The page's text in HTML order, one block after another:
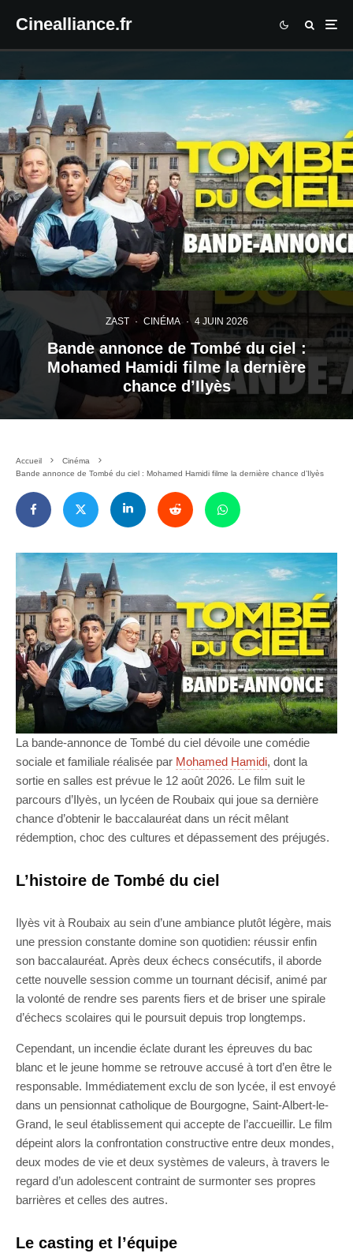
Cinealliance.fr
ZAST · CINÉMA · 4 JUIN 2026
Bande annonce de Tombé du ciel :
Mohamed Hamidi filme la dernière
chance d’Ilyès
Accueil
Cinéma
Bande annonce de Tombé du ciel : Mohamed Hamidi filme la dernière chance d’Ilyès
La bande-annonce de Tombé du ciel dévoile une comédie
sociale et familiale réalisée par Mohamed Hamidi, dont la
sortie en salles est prévue le 12 août 2026. Le film suit le
parcours d’Ilyès, un lycéen de Roubaix qui joue sa dernière
chance d’obtenir le baccalauréat dans un récit mêlant
rédemption, choc des cultures et dépassement des préjugés.
L’histoire de Tombé du ciel
Ilyès vit à Roubaix au sein d’une ambiance plutôt légère, mais
une pression constante domine son quotidien: réussir enfin
son baccalauréat. Après deux échecs consécutifs, il aborde
cette nouvelle session comme un tournant décisif, animé par
la volonté de rendre ses parents fiers et de briser une spirale
d’échecs scolaires qui le poursuit depuis trop longtemps.
Cependant, un incendie éclate durant les épreuves du bac
blanc et le jeune homme se retrouve accusé à tort d’en être le
responsable. Immédiatement exclu de son lycée, il est envoyé
dans un pensionnat catholique de Bourgogne, Saint-Albert-le-
Grand, le seul établissement qui accepte de l’accueillir. Le film
dépeint alors la confrontation constructive entre deux mondes,
deux modes de vie et deux systèmes de valeurs, à travers le
regard d’un adolescent contraint de surmonter ses propres
barrières et celles des autres.
Le casting et l’équipe